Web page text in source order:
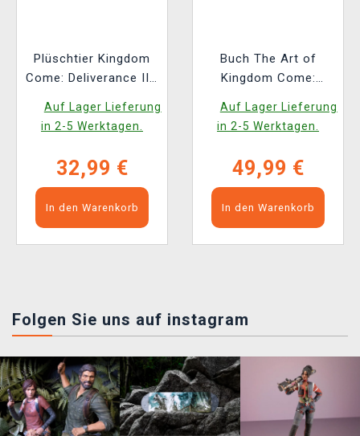
Plüschtier Kingdom
Come: Deliverance II -
Auf Lager Lieferung
in 2-5 Werktagen.
32,99 €
In den Warenkorb
Buch The Art of
Kingdom Come:
Auf Lager Lieferung
in 2-5 Werktagen.
49,99 €
In den Warenkorb
Folgen Sie uns auf instagram